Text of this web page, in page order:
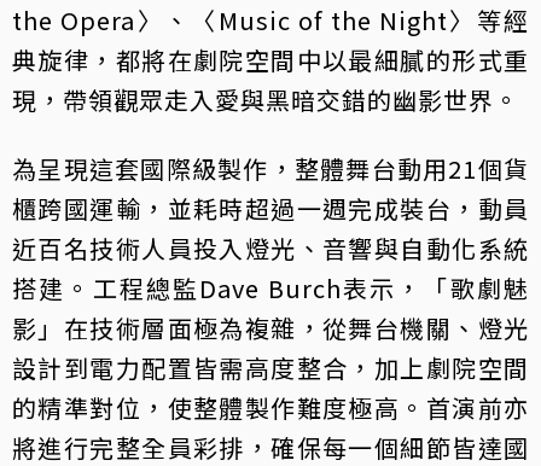
the Opera〉、〈Music of the Night〉等經
典旋律，都將在劇院空間中以最細膩的形式重
現，帶領觀眾走入愛與黑暗交錯的幽影世界。
為呈現這套國際級製作，整體舞台動用21個貨
櫃跨國運輸，並耗時超過一週完成裝台，動員
近百名技術人員投入燈光、音響與自動化系統
搭建。工程總監Dave Burch表示，「歌劇魅
影」在技術層面極為複雜，從舞台機關、燈光
設計到電力配置皆需高度整合，加上劇院空間
的精準對位，使整體製作難度極高。首演前亦
將進行完整全員彩排，確保每一個細節皆達國